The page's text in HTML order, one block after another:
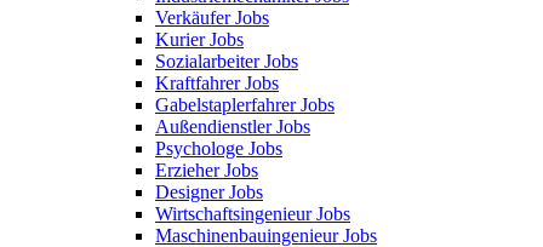
Verkäufer Jobs
Kurier Jobs
Sozialarbeiter Jobs
Kraftfahrer Jobs
Gabelstaplerfahrer Jobs
Außendienstler Jobs
Psychologe Jobs
Erzieher Jobs
Designer Jobs
Wirtschaftsingenieur Jobs
Maschinenbauingenieur Jobs